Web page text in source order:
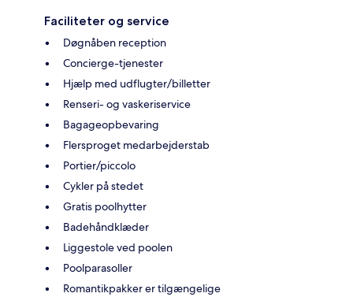
Faciliteter og service
Døgnåben reception
Concierge-tjenester
Hjælp med udflugter/billetter
Renseri- og vaskeriservice
Bagageopbevaring
Flersproget medarbejderstab
Portier/piccolo
Cykler på stedet
Gratis poolhytter
Badehåndklæder
Liggestole ved poolen
Poolparasoller
Romantikpakker er tilgængelige